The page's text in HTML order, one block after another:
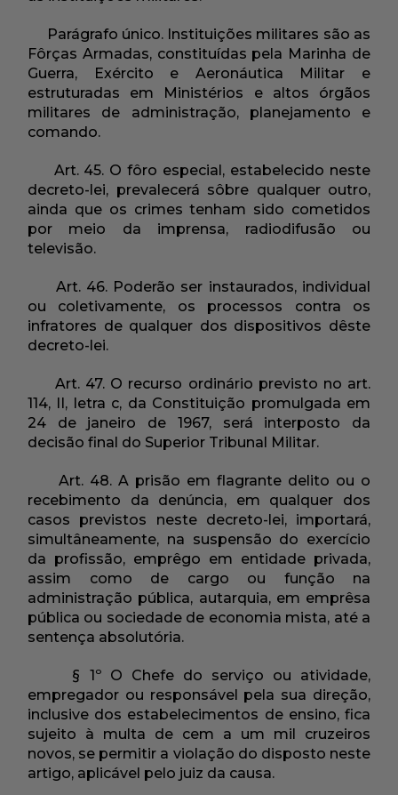
Parágrafo único. Instituições militares são as
Fôrças Armadas, constituídas pela Marinha de
Guerra, Exército e Aeronáutica Militar e
estruturadas em Ministérios e altos órgãos
militares de administração, planejamento e
comando.
Art. 45. O fôro especial, estabelecido neste
decreto-lei, prevalecerá sôbre qualquer outro,
ainda que os crimes tenham sido cometidos
por meio da imprensa, radiodifusão ou
televisão.
Art. 46. Poderão ser instaurados, individual
ou coletivamente, os processos contra os
infratores de qualquer dos dispositivos dêste
decreto-lei.
Art. 47. O recurso ordinário previsto no art.
114, II, letra c, da Constituição promulgada em
24 de janeiro de 1967, será interposto da
decisão final do Superior Tribunal Militar.
Art. 48. A prisão em flagrante delito ou o
recebimento da denúncia, em qualquer dos
casos previstos neste decreto-lei, importará,
simultâneamente, na suspensão do exercício
da profissão, emprêgo em entidade privada,
assim como de cargo ou função na
administração pública, autarquia, em emprêsa
pública ou sociedade de economia mista, até a
sentença absolutória.
§ 1º O Chefe do serviço ou atividade,
empregador ou responsável pela sua direção,
inclusive dos estabelecimentos de ensino, fica
sujeito à multa de cem a um mil cruzeiros
novos, se permitir a violação do disposto neste
artigo, aplicável pelo juiz da causa.